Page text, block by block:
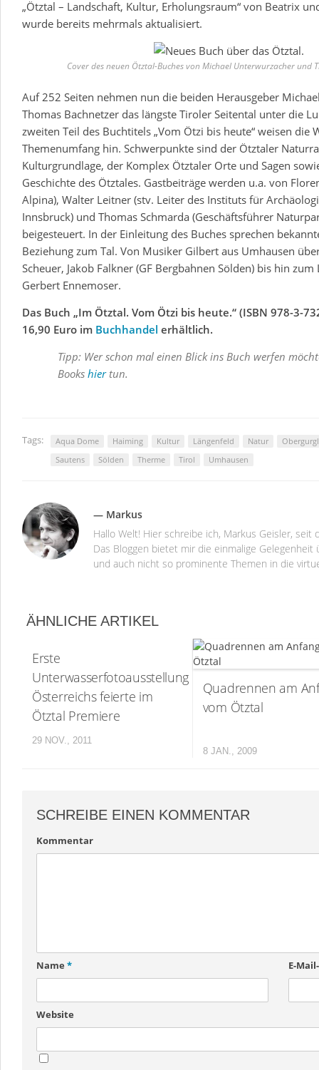
„Ötztal – Landschaft, Kultur, Erholungsraum“ von Beatrix
wurde bereits mehrmals aktualisiert.
Cover des neuen Ötztal-Buches von Michael Unterwurzacher und
Auf 252 Seiten nehmen nun die beiden Herausgeber
Thomas Bachnetzer das längste Tiroler Seitental unter die
zweiten Teil des Buchtitels „Vom Ötzi bis heute“ weisen die
Themenumfang hin. Schwerpunkte sind der Ötztaler
Kulturgrundlage, der Komplex Ötztaler Orte und Sagen
Geschichte des Ötztales. Gastbeiträge werden u.a. von
Alpina), Walter Leitner (stv. Leiter des Instituts für
Innsbruck) und Thomas Schmarda (Geschäftsführer
beigesteuert. In der Einleitung des Buches sprechen
Beziehung zum Tal. Von Musiker Gilbert aus Umhausen
Scheuer, Jakob Falkner (GF Bergbahnen Sölden) bis hin
Gerbert Ennemoser.
Das Buch „Im Ötztal. Vom Ötzi bis heute.“ (ISBN 978-3-
16,90 Euro im Buchhandel erhältlich.
Tipp: Wer schon mal einen Blick ins Buch werfen
Books hier tun.
Tags: Aqua Dome Haiming Kultur Längenfeld Natur
Obergurgl
Sautens
Sölden Therme Tirol Umhausen
— Markus
Hallo Welt! Hier schreibe ich, Markus Geisler,
Das Bloggen bietet mir die einmalige
und auch nicht so prominente Themen in die
ÄHNLICHE ARTIKEL
Erste
Unterwasserfotoausstellung
Österreichs feierte im
Ötztal Premiere
29 NOV., 2011
Quadrennen am
vom Ötztal
8 JAN., 2009
SCHREIBE EINEN KOMMENTAR
Kommentar
Name * E-
Website